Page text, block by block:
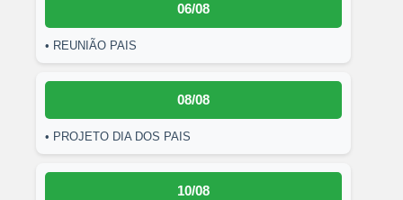
06/08
• REUNIÃO PAIS
08/08
• PROJETO DIA DOS PAIS
10/08